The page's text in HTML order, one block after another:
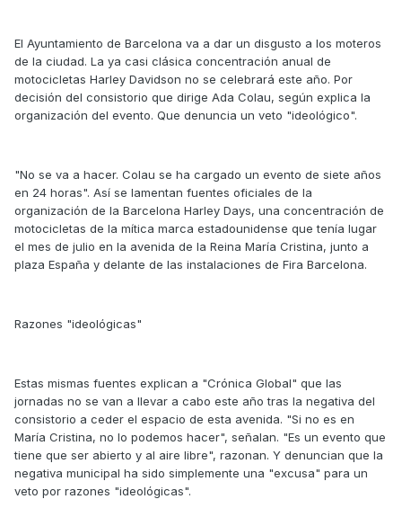
El Ayuntamiento de Barcelona va a dar un disgusto a los moteros
de la ciudad. La ya casi clásica concentración anual de
motocicletas Harley Davidson no se celebrará este año. Por
decisión del consistorio que dirige Ada Colau, según explica la
organización del evento. Que denuncia un veto "ideológico".
"No se va a hacer. Colau se ha cargado un evento de siete años
en 24 horas". Así se lamentan fuentes oficiales de la
organización de la Barcelona Harley Days, una concentración de
motocicletas de la mítica marca estadounidense que tenía lugar
el mes de julio en la avenida de la Reina María Cristina, junto a
plaza España y delante de las instalaciones de Fira Barcelona.
Razones "ideológicas"
Estas mismas fuentes explican a "Crónica Global" que las
jornadas no se van a llevar a cabo este año tras la negativa del
consistorio a ceder el espacio de esta avenida. "Si no es en
María Cristina, no lo podemos hacer", señalan. "Es un evento que
tiene que ser abierto y al aire libre", razonan. Y denuncian que la
negativa municipal ha sido simplemente una "excusa" para un
veto por razones "ideológicas".